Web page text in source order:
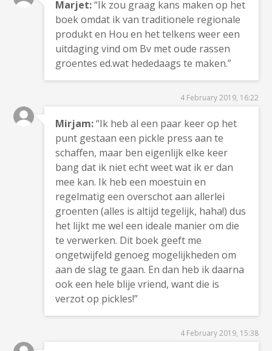
Marjet:“Ik zou graag kans maken op het
boek omdat ik van traditionele regionale
produkt en Hou en het telkens weer een
uitdaging vind om Bv met oude rassen
groentes ed.wat hededaags te maken.”
4 February 2019, 16:22
Mirjam:“Ik heb al een paar keer op het
punt gestaan een pickle press aan te
schaffen, maar ben eigenlijk elke keer
bang dat ik niet echt weet wat ik er dan
mee kan. Ik heb een moestuin en
regelmatig een overschot aan allerlei
groenten (alles is altijd tegelijk, haha!) dus
het lijkt me wel een ideale manier om die
te verwerken. Dit boek geeft me
ongetwijfeld genoeg mogelijkheden om
aan de slag te gaan. En dan heb ik daarna
ook een hele blije vriend, want die is
verzot op pickles!”
4 February 2019, 15:38